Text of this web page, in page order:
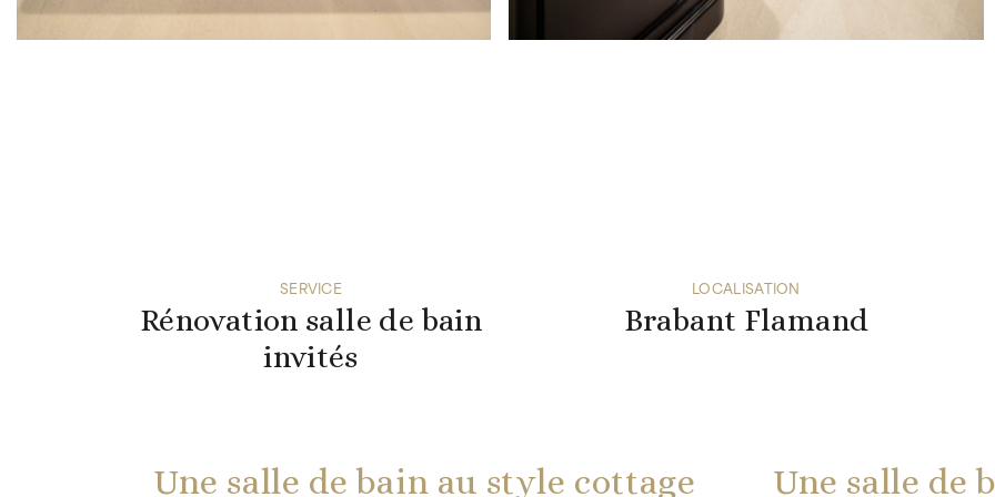
SERVICE
Rénovation salle de bain
invités
LOCALISATION
Brabant Flamand
Une salle de bain au style cottage Une salle de